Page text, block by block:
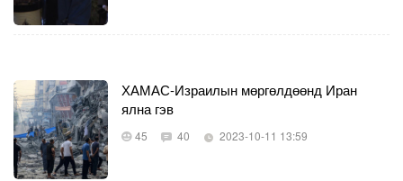
ХАМАС-Израилын мөргөлдөөнд Иран
ялна гэв
45 40 2023-10-11 13:59